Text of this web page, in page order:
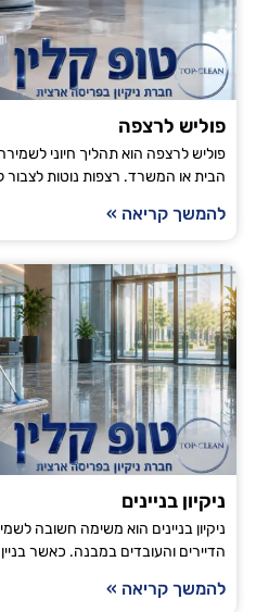
פוליש לרצפה
פוליש לרצפה הוא תהליך חיוני
הבית או המשרד. רצפות נוטות לצבור
להמשך קריאה »
ניקיון בניינים
ניקיון בניינים הוא משימה חשובה
הדיירים והעובדים במבנה. כאשר
להמשך קריאה »